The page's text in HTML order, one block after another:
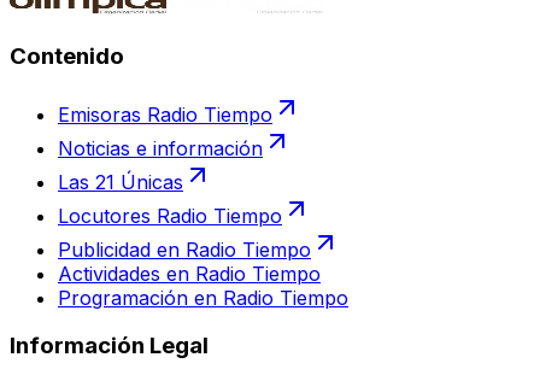
Contenido
Emisoras Radio Tiempo
Noticias e información
Las 21 Únicas
Locutores Radio Tiempo
Publicidad en Radio Tiempo
Actividades en Radio Tiempo
Programación en Radio Tiempo
Información Legal